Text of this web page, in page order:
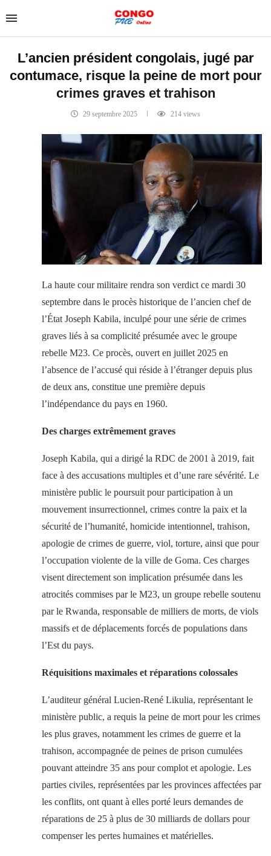
L’ancien président congolais, jugé par
contumace, risque la peine de mort pour
crimes graves et trahison
29 septembre 2025 214 views
La haute cour militaire rendra son verdict ce mardi 30
septembre dans le procès historique de l’ancien chef de
l’État Joseph Kabila, inculpé pour une série de crimes
graves liés à sa complicité présumée avec le groupe
rebelle M23. Ce procès, ouvert en juillet 2025 en
l’absence de l’accusé qui réside à l’étranger depuis plus
de deux ans, constitue une première depuis
l’indépendance du pays en 1960.
Des charges extrêmement graves
Joseph Kabila, qui a dirigé la RDC de 2001 à 2019, fait
face à des accusations multiples et d’une rare sévérité. Le
ministère public le poursuit pour participation à un
mouvement insurrectionnel, crimes contre la paix et la
sécurité de l’humanité, homicide intentionnel, trahison,
apologie de crimes de guerre, viol, torture, ainsi que pour
l’occupation violente de la ville de Goma. Ces charges
visent directement son implication présumée dans les
atrocités commises par le M23, un groupe rebelle soutenu
par le Rwanda, responsable de milliers de morts, de viols
massifs et de déplacements forcés de populations dans
l’Est du pays.
Réquisitions maximales et réparations colossales
L’auditeur général Lucien-René Likulia, représentant le
ministère public, a requis la peine de mort pour les crimes
les plus graves, notamment les crimes de guerre et la
trahison, accompagnée de peines de prison cumulées
pouvant atteindre 35 ans pour complot et apologie. Les
parties civiles, représentées par les provinces affectées par
les conflits, ont quant à elles porté leurs demandes de
réparations de 25 à plus de 30 milliards de dollars pour
compenser les pertes humaines et matérielles.